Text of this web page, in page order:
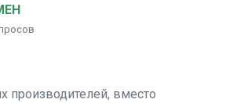
производителей, вместо